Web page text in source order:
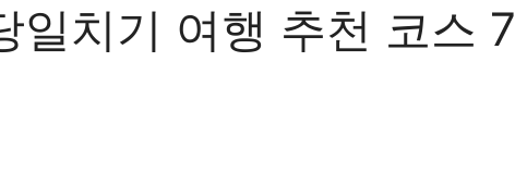
일치기 여행 추천 코스 7